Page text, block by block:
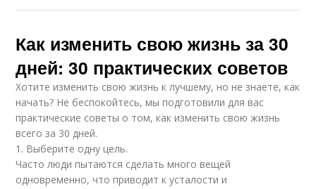
Как изменить свою жизнь за 30
дней: 30 практических советов
Хотите изменить свою жизнь к лучшему, но не знаете, как
начать? Не беспокойтесь, мы подготовили для вас
практические советы о том, как изменить свою жизнь
всего за 30 дней.
1. Выберите одну цель.
Часто люди пытаются сделать много вещей
одновременно, что приводит к усталости и